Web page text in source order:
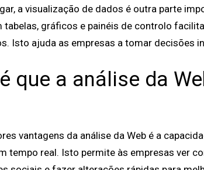
a visualização de dados é outra parte
tabelas, gráficos e painéis de controlo
Isto ajuda as empresas a tomar decisões
que a análise da
vantagens da análise da Web é a
tempo real. Isto permite às empresas ver